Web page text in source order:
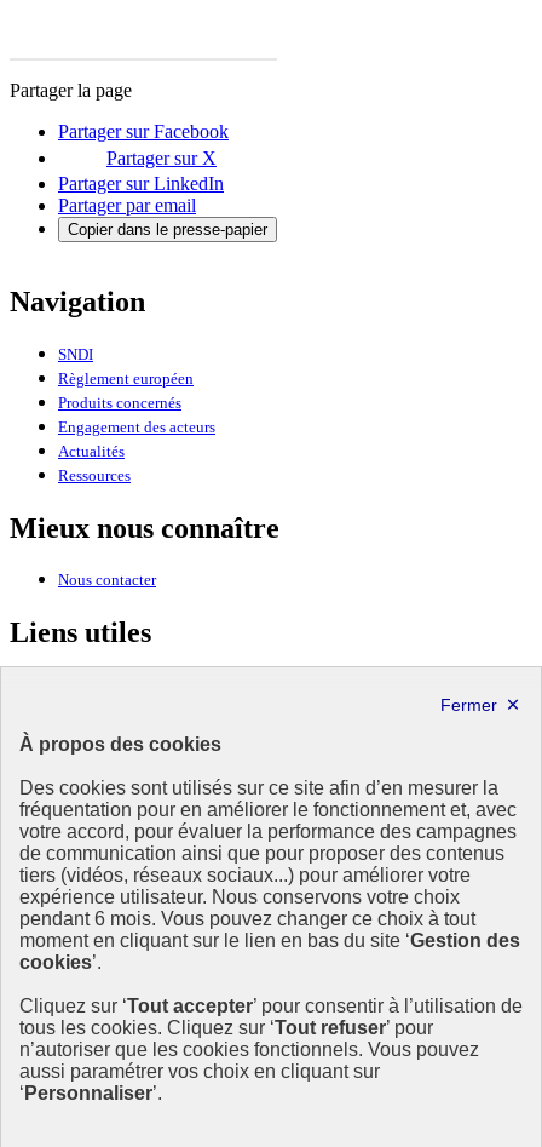
Partager la page
Partager sur Facebook
Partager sur X
Partager sur LinkedIn
Partager par email
Copier dans le presse-papier
Navigation
SNDI
Règlement européen
Produits concernés
Engagement des acteurs
Actualités
Ressources
Mieux nous connaître
Nous contacter
Liens utiles
Négociations internationales sur le climat et la nature
MINISTÈRE
ÉCOLOGIQUE,
DE L'ÉNERGIE, DU CLIMAT
ET DE LA PRÉVENTION
DES RISQUES
Ce site est administré par le Commissariat général au développement
durable (CGDD), direction transversale du ministère de la Transition
écologique et de la Cohésion des territoires (MTECT), en charge du
pilotage de la mise en œuvre de la SNDI. Cette stratégie
l’Économie, de l’Europe et des affaires étrangères et de la
Recherche.
info.gouv.fr- ouvre une nouvelle fenêtre
service-public.fr
À propos des cookies
Des cookies sont utilisés sur ce site afin d’en mesurer la
fréquentation pour en améliorer le fonctionnement et, avec
votre accord, pour évaluer la performance des campagnes
de communication ainsi que pour proposer des contenus
tiers (vidéos, réseaux sociaux...) pour améliorer votre
expérience utilisateur. Nous conservons votre choix
pendant 6 mois. Vous pouvez changer ce choix à tout
moment en cliquant sur le lien en bas du site ‘Gestion des
cookies’.
Cliquez sur ‘Tout accepter’ pour consentir à l’utilisation de
tous les cookies. Cliquez sur ‘Tout refuser’ pour
n’autoriser que les cookies fonctionnels. Vous pouvez
aussi paramétrer vos choix en cliquant sur
‘ Personnaliser’.